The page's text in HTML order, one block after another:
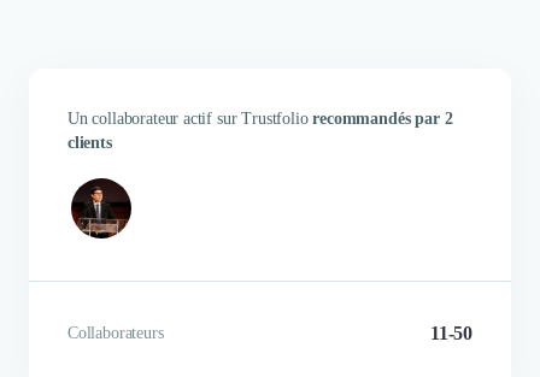
Un collaborateur actif sur Trustfoliorecommandés par 2
clients
Collaborateurs 11-50